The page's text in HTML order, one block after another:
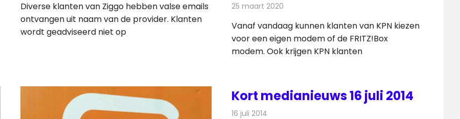
Diverse klanten van Ziggo hebben valse emails
ontvangen uit naam van de provider. Klanten
wordt geadviseerd niet op
25 maart 2020
Vanaf vandaag kunnen klanten van KPN kiezen
voor een eigen modem of de FRITZ!Box
modem. Ook krijgen KPN klanten
Kort medianieuws 16 juli 2014
16 juli 2014